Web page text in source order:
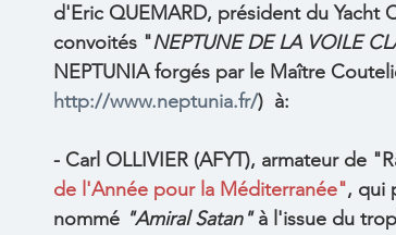
d'Eric QUEMARD, président du Yacht
convoités "NEPTUNE DE LA VOILE
NEPTUNIA forgés par le Maître
http://www.neptunia.fr/)  à:
- Carl OLLIVIER (AFYT), armateur de
de l'Année pour la Méditerranée", qui
nommé "Amiral Satan" à l'issue du